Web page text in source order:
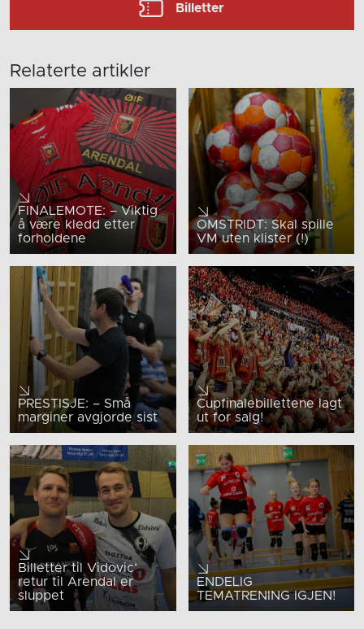
Billetter
Relaterte artikler
FINALEMOTE: – Viktig
å være kledd etter
forholdene
OMSTRIDT: Skal spille
VM uten klister (!)
PRESTISJE: – Små
marginer avgjorde sist
Cupfinalebillettene lagt
ut for salg!
Billetter til Vidovic’
retur til Arendal er
sluppet
ENDELIG
TEMATRENING IGJEN!